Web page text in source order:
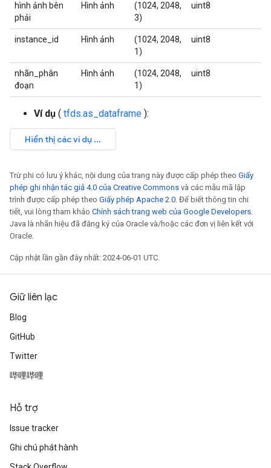
hình ảnh bên
phải
Hình ảnh
(1024, 2048,
3)
uint8
instance_id Hình ảnh
(1024, 2048,
1)
uint8
nhãn_phân
đoạn
Hình ảnh
(1024, 2048,
1)
uint8
Ví dụ ( tfds.as_dataframe ):
Trừ phi có lưu ý khác, nội dung của trang này được cấp phép theo Giấy
phép ghi nhận tác giả 4.0 của Creative Commons và các mẫu mã lập
trình được cấp phép theo Giấy phép Apache 2.0. Để biết thông tin chi
tiết, vui lòng tham khảo Chính sách trang web của Google Developers.
Java là nhãn hiệu đã đăng ký của Oracle và/hoặc các đơn vị liên kết với
Oracle.
Cập nhật lần gần đây nhất: 2024-06-01 UTC.
Giữ liên lạc
Blog
GitHub
Twitter
哔哩哔哩
Hỗ trợ
Issue tracker
Ghi chú phát hành